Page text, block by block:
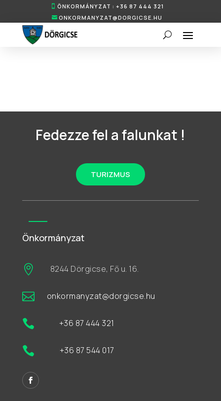
ÖNKORMÁNYZAT : +36 87 444 321
ONKORMANYZAT@DORGICSE.HU
Fedezze fel a falunkat !
TURIZMUS
Önkormányzat
 8244 Dörgicse, Fő u. 16.
 onkormanyzat@dorgicse.hu
 +36 87 444 321
 +36 87 544 017